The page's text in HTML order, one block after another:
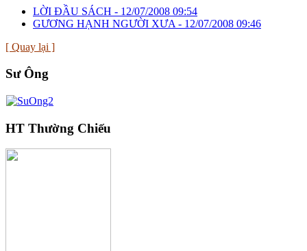
LỜI ĐẦU SÁCH - 12/07/2008 09:54
GƯƠNG HẠNH NGƯỜI XƯA - 12/07/2008 09:46
[ Quay lại ]
Sư Ông
HT Thường Chiếu